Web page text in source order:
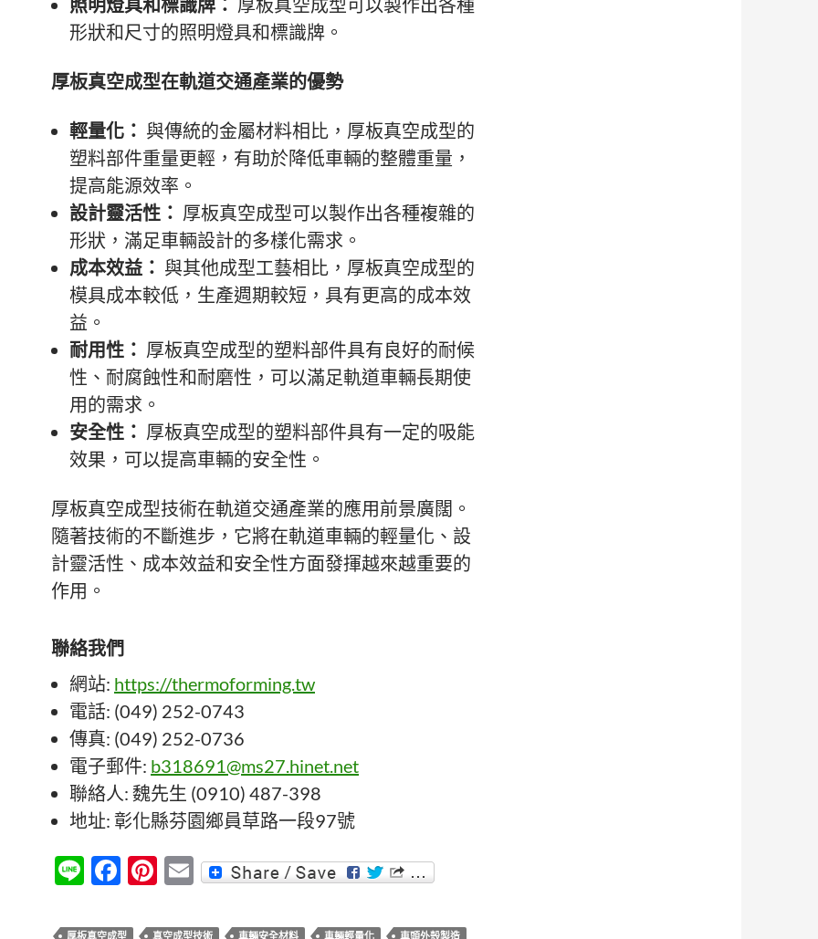
照明燈具和標識牌： 厚板真空成型可以製作出各種
形狀和尺寸的照明燈具和標識牌。
厚板真空成型在軌道交通產業的優勢
輕量化： 與傳統的金屬材料相比，厚板真空成型的
塑料部件重量更輕，有助於降低車輛的整體重量，
提高能源效率。
設計靈活性： 厚板真空成型可以製作出各種複雜的
形狀，滿足車輛設計的多樣化需求。
成本效益： 與其他成型工藝相比，厚板真空成型的
模具成本較低，生產週期較短，具有更高的成本效
益。
耐用性： 厚板真空成型的塑料部件具有良好的耐候
性、耐腐蝕性和耐磨性，可以滿足軌道車輛長期使
用的需求。
安全性： 厚板真空成型的塑料部件具有一定的吸能
效果，可以提高車輛的安全性。
厚板真空成型技術在軌道交通產業的應用前景廣闊。
隨著技術的不斷進步，它將在軌道車輛的輕量化、設
計靈活性、成本效益和安全性方面發揮越來越重要的
作用。
聯絡我們
網站: https://thermoforming.tw
電話: (049) 252-0743
傳真: (049) 252-0736
電子郵件: b318691@ms27.hinet.net
聯絡人: 魏先生 (0910) 487-398
地址: 彰化縣芬園鄉員草路一段97號
Li
e
F
e
Pi
er
E
ail
厚板真空成型 真空成型技術 車輛安全材料 車輛輕量化 車頭外殼製造